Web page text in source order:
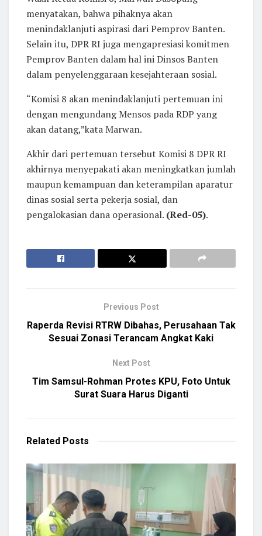
menyatakan, bahwa pihaknya akan
menindaklanjuti aspirasi dari Pemprov Banten.
Selain itu, DPR RI juga mengapresiasi komitmen
Pemprov Banten dalam hal ini Dinsos Banten
dalam penyelenggaraan kesejahteraan sosial.
“Komisi 8 akan menindaklanjuti pertemuan ini
dengan mengundang Mensos pada RDP yang
akan datang,”kata Marwan.
Akhir dari pertemuan tersebut Komisi 8 DPR RI
akhirnya menyepakati akan meningkatkan jumlah
maupun kemampuan dan keterampilan aparatur
dinas sosial serta pekerja sosial, dan
pengalokasian dana operasional. (Red-05).
Previous Post
Raperda Revisi RTRW Dibahas, Perusahaan Tak
Sesuai Zonasi Terancam Angkat Kaki
Next Post
Tim Samsul-Rohman Protes KPU, Foto Untuk
Surat Suara Harus Diganti
Related Posts